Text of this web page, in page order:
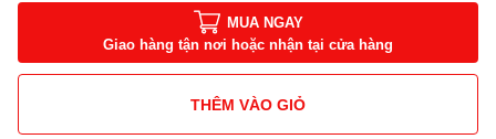
MUA NGAY
Giao hàng tận nơi hoặc nhận tại cửa hàng
THÊM VÀO GIỎ